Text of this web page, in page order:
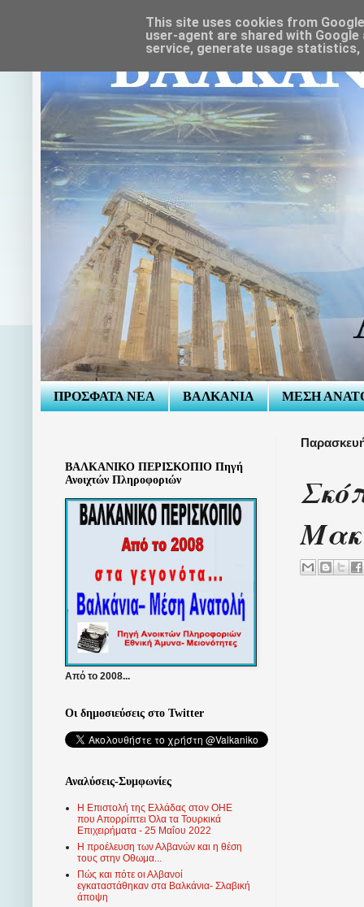
ΠΡΟΣΦΑΤΑ ΝΕΑ ΒΑΛΚΑΝΙΑ ΜΕΣΗ
ΒΑΛΚΑΝΙΚΟ ΠΕΡΙΣΚΟΠΙΟ Πηγή
Ανοιχτών Πληροφοριών
Από το 2008...
Οι δημοσιεύσεις στο Twitter
Αναλύσεις-Συμφωνίες
Η Επιστολή της Ελλάδας στον ΟΗΕ
που Απορρίπτει Όλα τα Τουρκικά
Επιχειρήματα - 25 Μαΐου 2022
Η προέλευση των Αλβανών και η θέση
τους στην Οθωμα...
Πώς και πότε οι Αλβανοί
εγκαταστάθηκαν στα Βαλκάνια- Σλαβική
άποψη
This site uses cookies from
user-agent are shared with
service, generate usage statistics,